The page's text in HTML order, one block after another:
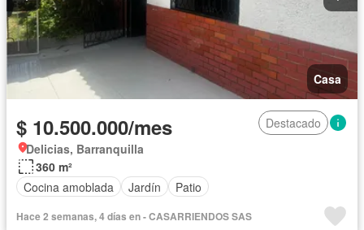
Casa
$ 10.500.000/mes
Destacado
Delicias, Barranquilla
360 m²
Cocina amoblada
Jardín Patio
Hace 2 semanas, 4 días en - CASARRIENDOS SAS